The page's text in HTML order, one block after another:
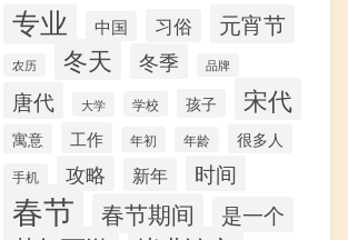
专业 中国 习俗 元宵节
农历 冬天 冬季 品牌
唐代 大学 学校 孩子 宋代
寓意 工作 年初 年龄 很多人
手机 攻略 新年 时间
春节 春节期间 是一个